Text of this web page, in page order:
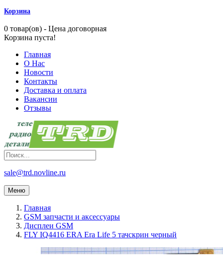
Корзина
0 товар(ов) - Цена договорная
Корзина пуста!
Главная
О Нас
Новости
Контакты
Доставка и оплата
Вакансии
Отзывы
sale@trd.novline.ru
Меню
Главная
GSM запчасти и аксессуары
Дисплеи GSM
FLY IQ4416 ERA Era Life 5 тачскрин черный